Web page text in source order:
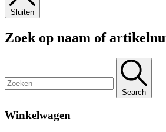
Sluiten
Zoek op naam of
Search
Winkelwagen